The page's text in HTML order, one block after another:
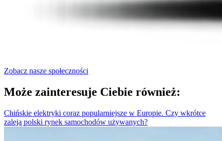
Zobacz nasze społeczności
Może zainteresuje Ciebie również:
Chińskie elektryki coraz popularniejsze w Europie. Czy wkrótce
zaleją polski rynek samochodów używanych?